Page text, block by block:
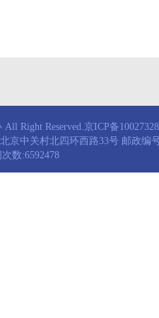
Right Reserved.京ICP备
京中关村北四环西路33号 邮政编
数:6592478